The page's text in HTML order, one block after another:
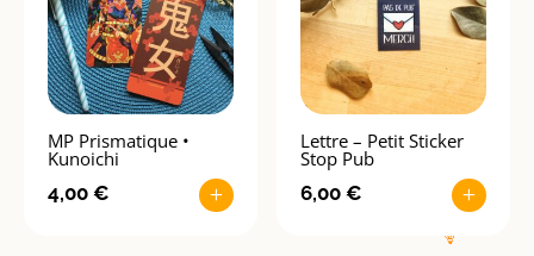
MP Prismatique •
Kunoichi
4,00 € +
Lettre – Petit Sticker
Stop Pub
6,00€ +